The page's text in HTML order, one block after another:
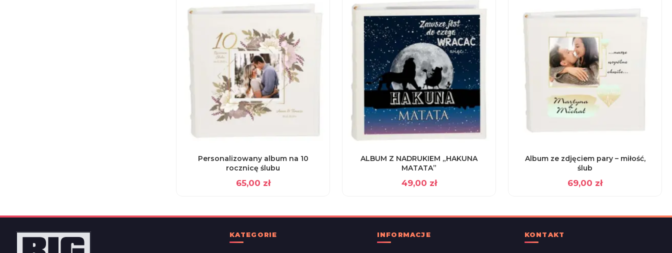
Personalizowany album na 10
rocznicę ślubu
65,00 zł
ALBUM Z NADRUKIEM „HAKUNA
MATATA”
49,00 zł
Album ze zdjęciem pary – miłość,
ślub
69,00 zł
KATEGORIE INFORMACJE KONTAKT